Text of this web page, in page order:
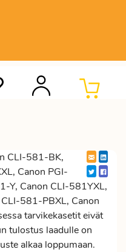
CLI-581-BK,
Canon PGI-
Y, Canon CLI-581YXL,
581-PBXL, Canon
tarvikekasetit eivät
tulostus laadulle on
alkaa loppumaan.